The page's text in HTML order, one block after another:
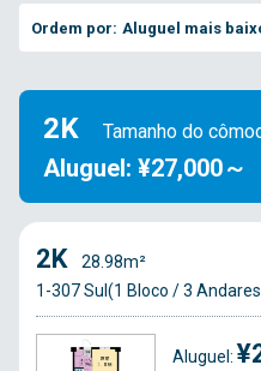
Ordem por: Aluguel mais
2K Tamanho do
Aluguel: ¥27,000～
2K
28.98m²
1-307 Sul(1 Bloco / 3
Aluguel: